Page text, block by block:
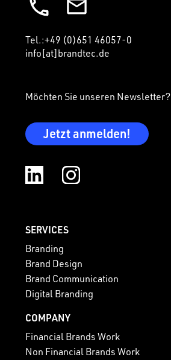
Tel.:+49 (0)651 46057-0
info[at]brandtec.de
Möchten Sie unseren Newsletter?
Jetzt anmelden!
SERVICES
Branding
Brand Design
Brand Communication
Digital Branding
COMPANY
Financial Brands Work
Non Financial Brands Work